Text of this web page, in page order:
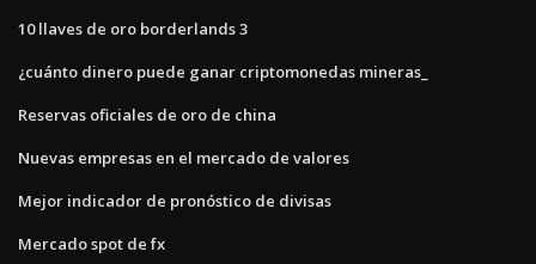
10 llaves de oro borderlands 3
¿cuánto dinero puede ganar criptomonedas mineras_
Reservas oficiales de oro de china
Nuevas empresas en el mercado de valores
Mejor indicador de pronóstico de divisas
Mercado spot de fx